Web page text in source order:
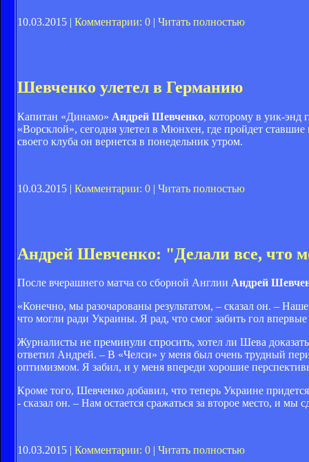
10.03.2015 | Комментарии: 0 | Читать полностью
Шевченко улетел в Германию
Капитан «Динамо» Андрей Шевченко, которому в уик-энд
«Ворсклой», сегодня улетел в Мюнхен, где пройдет
своего клуба он вернется в понедельник утром.
10.03.2015 | Комментарии: 0 | Читать полностью
Андрей Шевченко: "Делали все, что
После вчерашнего матча со сборной Англии Андрей
«Конечно, мы разочарованы результатом, – сказал он. –
что могли ради Украины. Я рад, что смог забить гол
Журналисты не преминули спросить, хотел ли Шева
ответил Андрей. – В «Челси» у меня был очень трудный
оптимизмом. Я забил, и у меня впереди хорошие
Кроме того, Шевченко добавил, что теперь Украине
- сказал он. – Нам остается сражаться за второе место, и мы
10.03.2015 | Комментарии: 0 | Читать полностью